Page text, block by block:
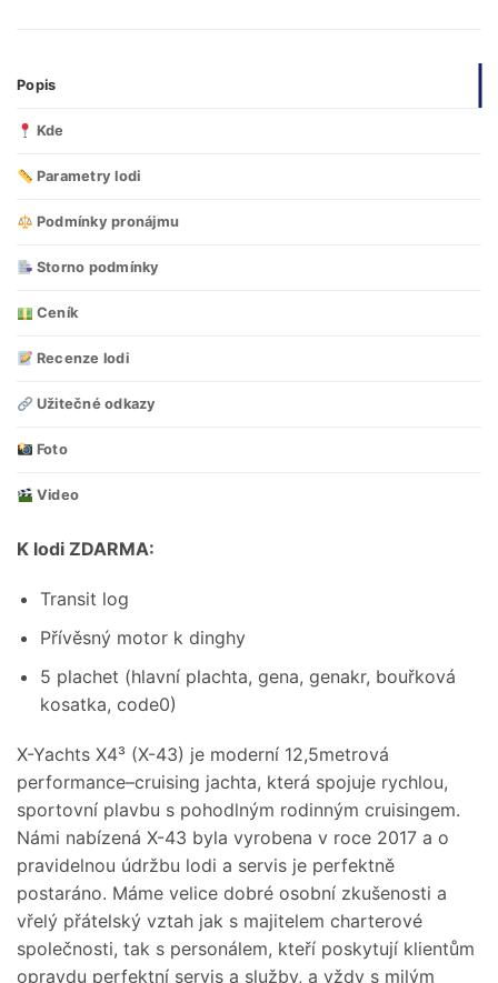
Popis
Kde
Parametry lodi
Podmínky pronájmu
Storno podmínky
Ceník
Recenze lodi
Užitečné odkazy
Foto
Video
K lodi ZDARMA:
Transit log
Přívěsný motor k dinghy
5 plachet (hlavní plachta, gena, genakr, bouřková
kosatka, code0)
X-Yachts X4³ (X-43) je moderní 12,5metrová
performance–cruising jachta, která spojuje rychlou,
sportovní plavbu s pohodlným rodinným cruisingem.
Námi nabízená X-43 byla vyrobena v roce 2017 a o
pravidelnou údržbu lodi a servis je perfektně
postaráno. Máme velice dobré osobní zkušenosti a
vřelý přátelský vztah jak s majitelem charterové
společnosti, tak s personálem, kteří poskytují klientům
opravdu perfektní servis a služby, a vždy s milým